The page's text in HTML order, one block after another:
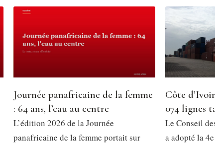
Journée panafricaine de la femme
: 64 ans, l’eau au centre
L’édition 2026 de la Journée
panafricaine de la femme portait sur
Côte
074 lignes
Le Conseil
a adopté la